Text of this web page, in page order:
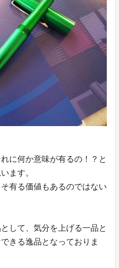
に何か意味が有るの！？と
ます。
有る価値もあるのではない
して、気分を上げる一品と
きる逸品となっておりま